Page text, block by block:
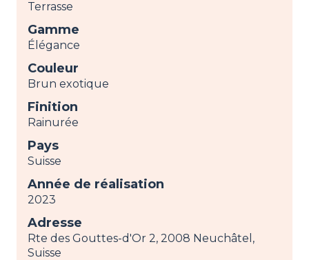
Terrasse
Gamme
Élégance
Couleur
Brun exotique
Finition
Rainurée
Pays
Suisse
Année de réalisation
2023
Adresse
Rte des Gouttes-d'Or 2, 2008 Neuchâtel,
Suisse